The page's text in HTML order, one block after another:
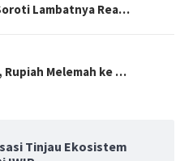
Lambatnya Rea…
Rupiah Melemah ke …
Tinjau Ekosistem